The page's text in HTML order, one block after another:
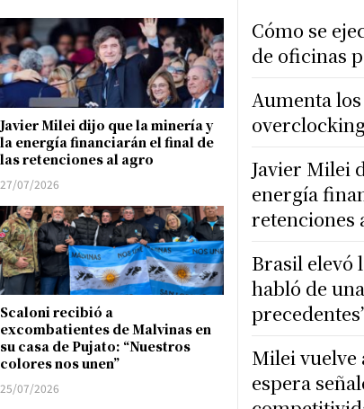
Javier Milei dijo que la minería y
la energía financiarán el final de
las retenciones al agro
27/07/2026
Scaloni recibió a
excombatientes de Malvinas en
su casa de Pujato: “Nuestros
colores nos unen”
25/07/2026
Cómo se
de oficinas
Aumenta
Javier Milei
energía
retenciones
Brasil elevó
habló de
Milei vuelve
espera